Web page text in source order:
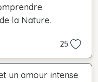
la Nature.
25
un amour intense